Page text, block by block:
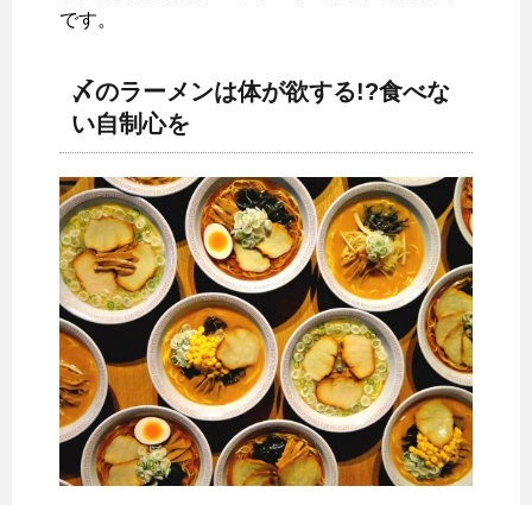
です。
〆のラーメンは体が欲する!?食べな
い自制心を